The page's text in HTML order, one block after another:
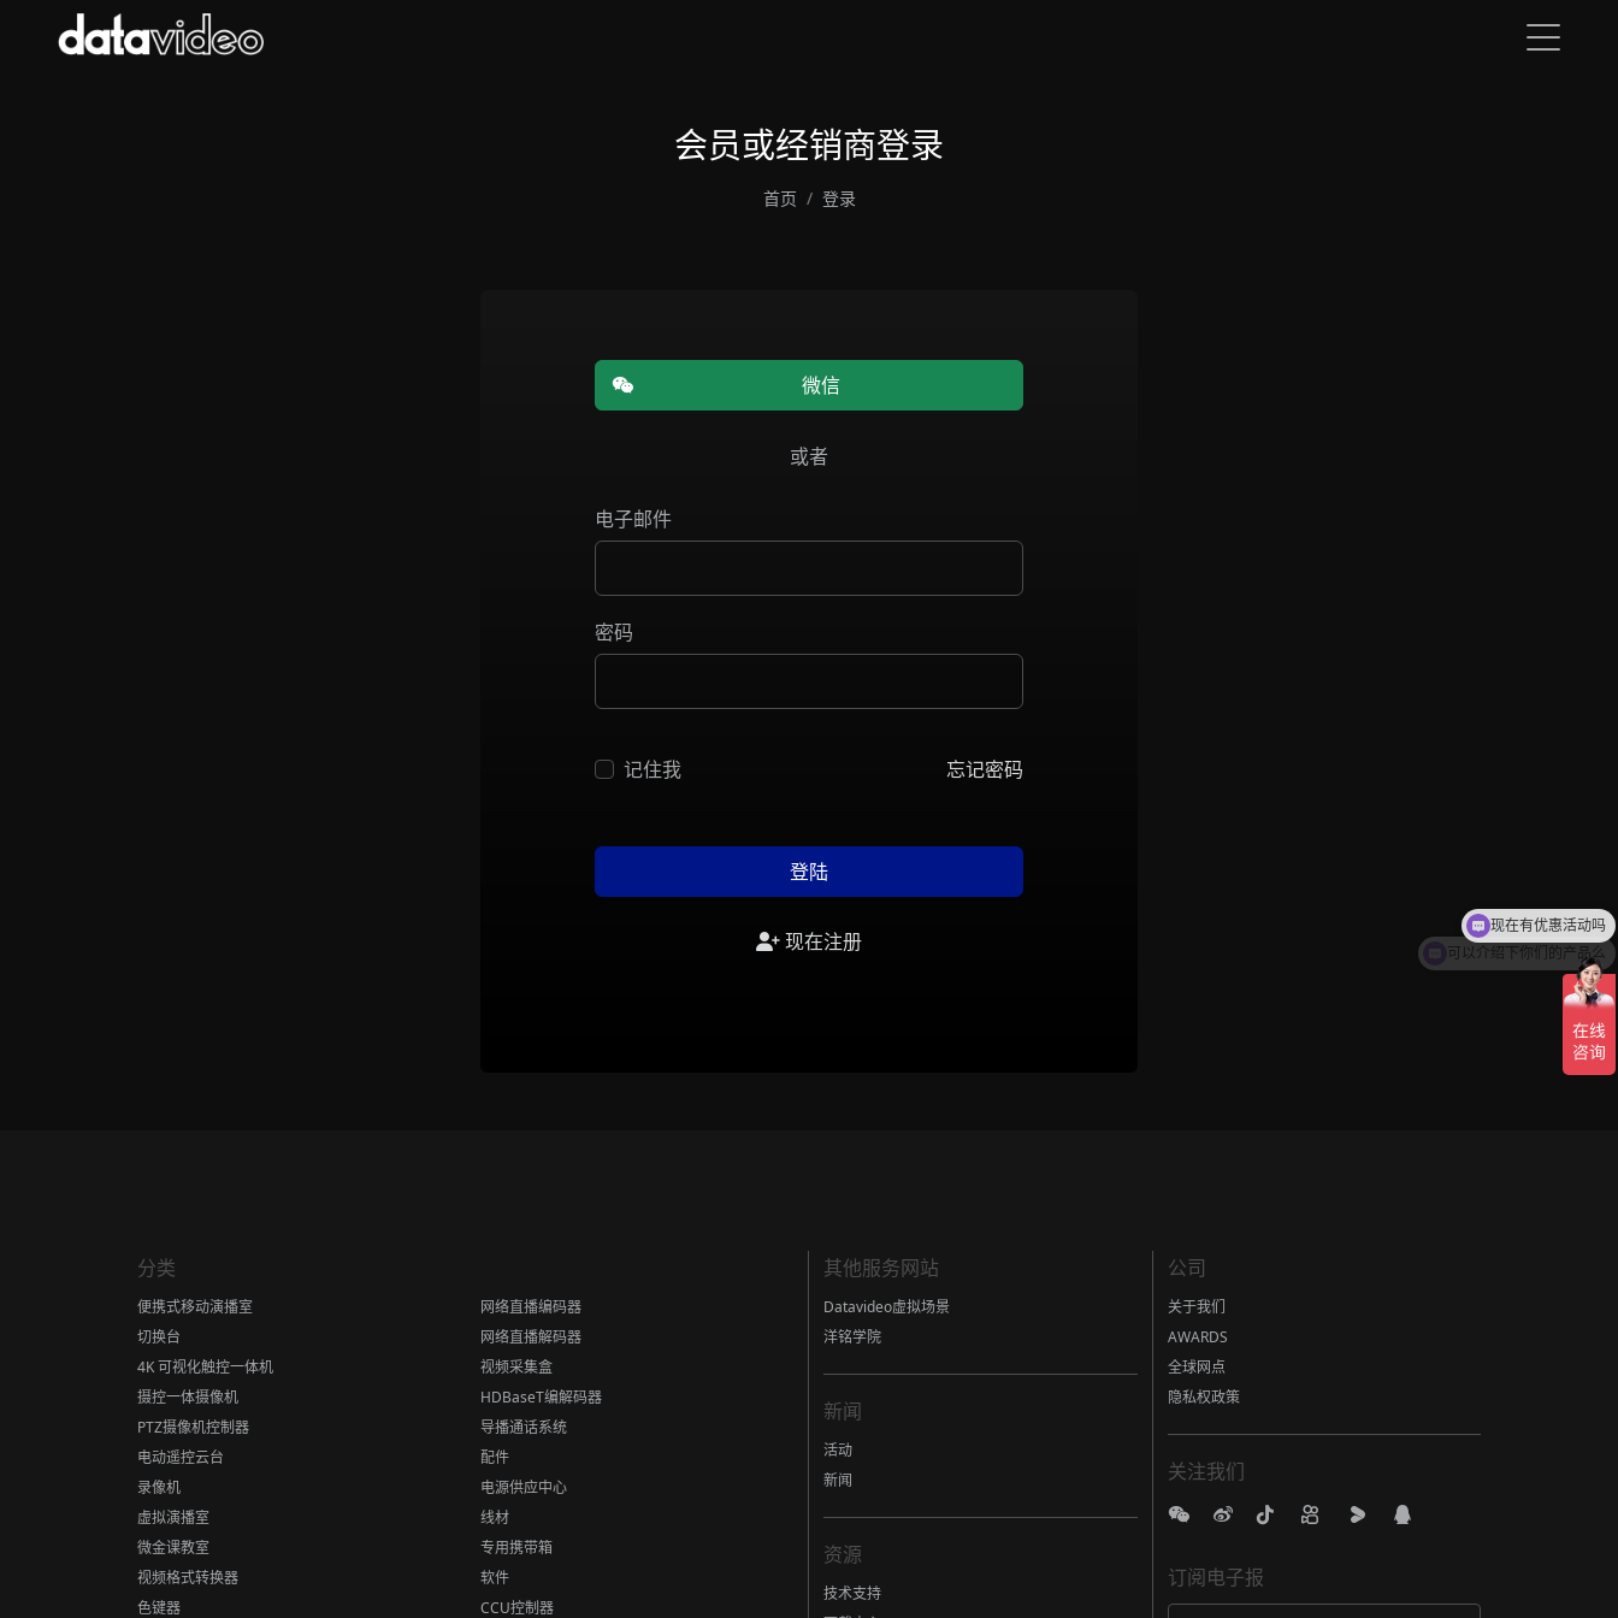
会员或经销商登录
首页 登录
微信
或者
电子邮件
密码
记住我 忘记密码
登陆
现在注册
分类
便携式移动演播室
切换台
4K 可视化触控一体机
摄控一体摄像机
PTZ摄像机控制器
电动遥控云台
录像机
虚拟演播室
微金课教室
视频格式转换器
色键器
网络直播编码器
网络直播解码器
视频采集盒
HDBaseT编解码器
导播通话系统
配件
电源供应中心
线材
专用携带箱
软件
CCU控制器
其他服务网站
Datavideo虚拟场景
洋铭学院
新闻
活动
新闻
资源
技术支持
公司
关于我们
AWARDS
全球网点
隐私权政策
关注我们
订阅电子报
可以介绍下你们的产品么